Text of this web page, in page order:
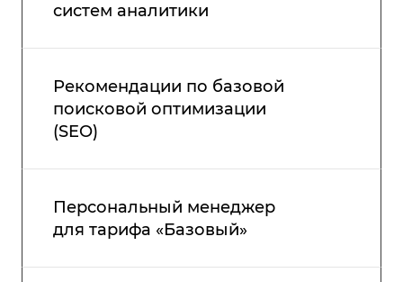
систем аналитики
Рекомендации по базовой
поисковой оптимизации
(SEO)
Персональный менеджер
для тарифа «Базовый»